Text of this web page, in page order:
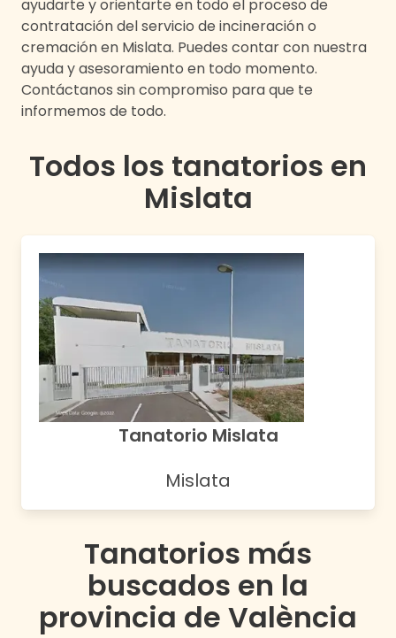
ayudarte y orientarte en todo el proceso de
contratación del servicio de incineración o
cremación en Mislata. Puedes contar con nuestra
ayuda y asesoramiento en todo momento.
Contáctanos sin compromiso para que te
informemos de todo.
Todos los tanatorios en
Mislata
Tanatorio Mislata
Mislata
Tanatorios más
buscados en la
provincia de València